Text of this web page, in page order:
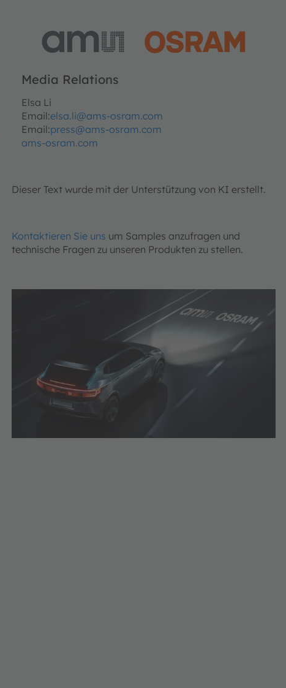
Media Relations
Elsa Li
Email:elsa.li@ams-osram.com
Email:press@ams-osram.com
ams-osram.com
Dieser Text wurde mit der Unterstützung von KI erstellt.
Kontaktieren Sie uns um Samples anzufragen und
technische Fragen zu unseren Produkten zu stellen.